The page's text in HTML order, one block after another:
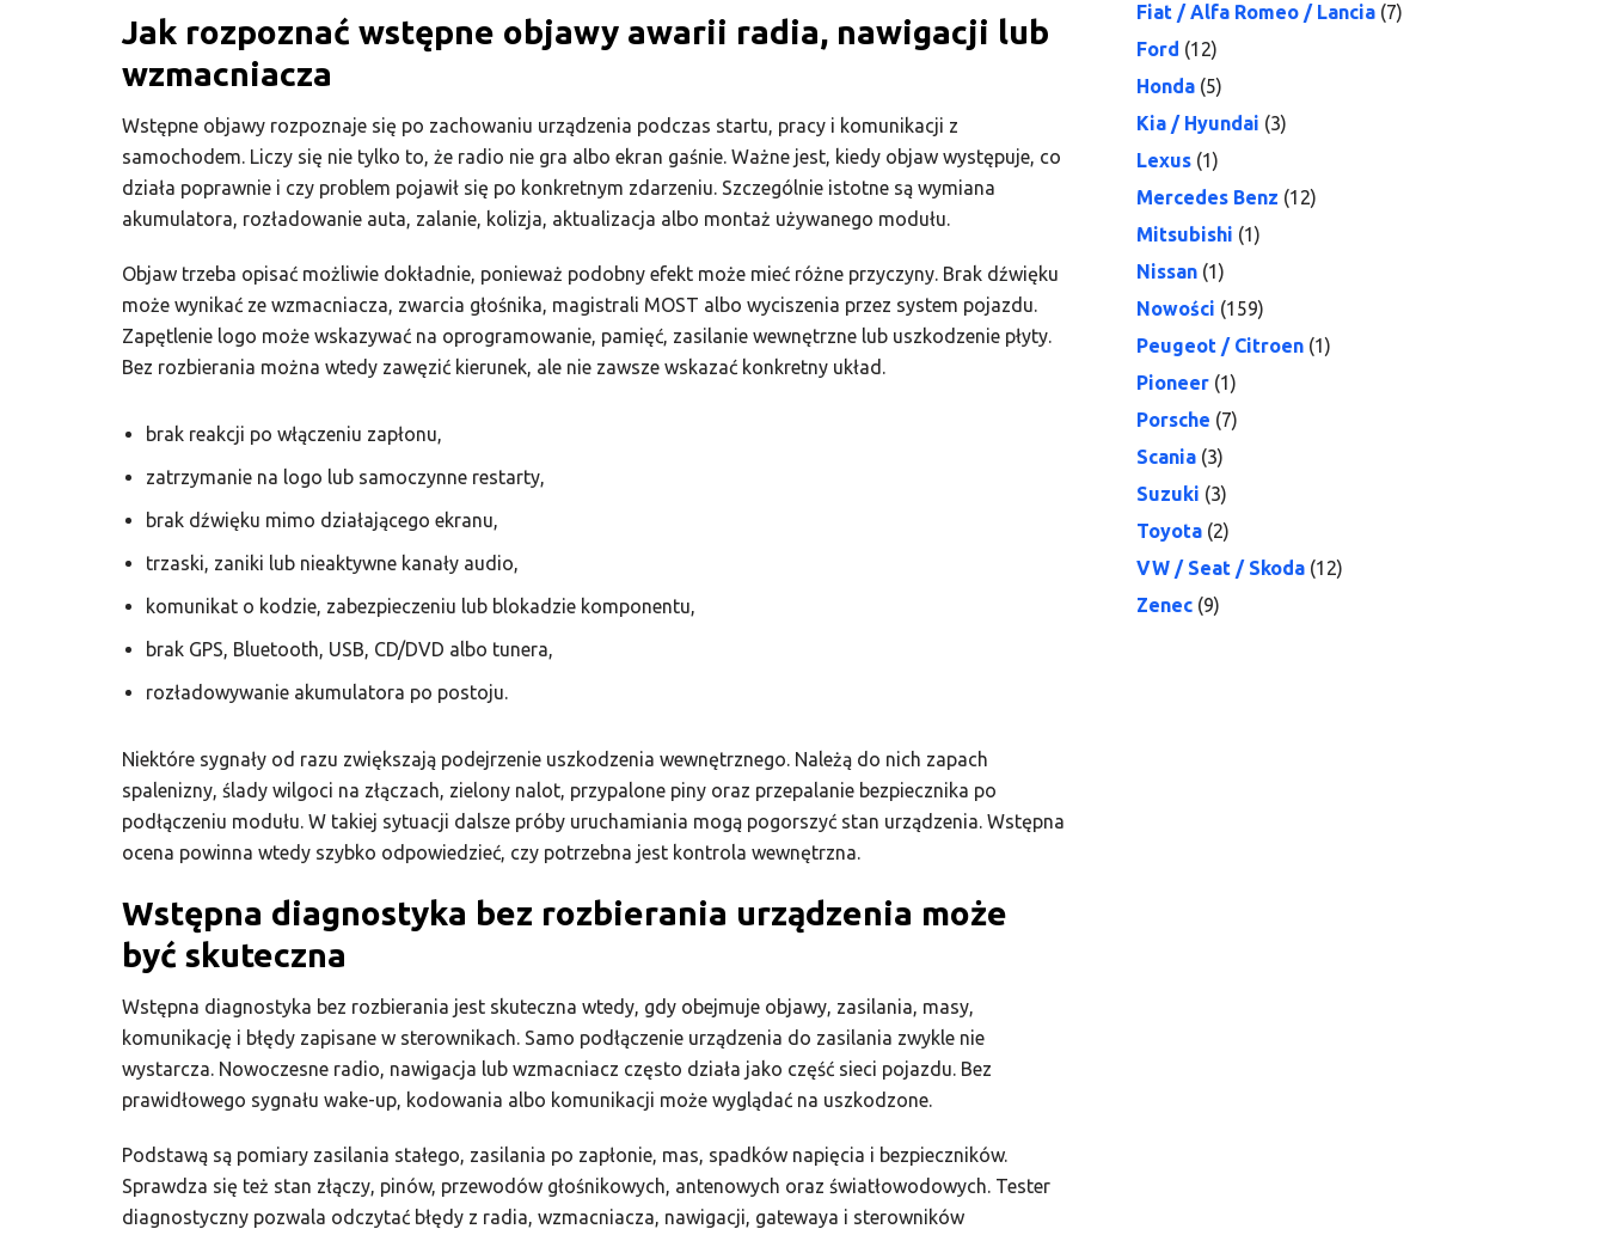
Jak rozpoznać wstępne objawy awarii radia, nawigacji lub
wzmacniacza
Wstępne objawy rozpoznaje się po zachowaniu urządzenia podczas startu, pracy i komunikacji z
samochodem. Liczy się nie tylko to, że radio nie gra albo ekran gaśnie. Ważne jest, kiedy objaw występuje, co
działa poprawnie i czy problem pojawił się po konkretnym zdarzeniu. Szczególnie istotne są wymiana
akumulatora, rozładowanie auta, zalanie, kolizja, aktualizacja albo montaż używanego modułu.
Objaw trzeba opisać możliwie dokładnie, ponieważ podobny efekt może mieć różne przyczyny. Brak dźwięku
może wynikać ze wzmacniacza, zwarcia głośnika, magistrali MOST albo wyciszenia przez system pojazdu.
Zapętlenie logo może wskazywać na oprogramowanie, pamięć, zasilanie wewnętrzne lub uszkodzenie płyty.
Bez rozbierania można wtedy zawęzić kierunek, ale nie zawsze wskazać konkretny układ.
brak reakcji po włączeniu zapłonu,
zatrzymanie na logo lub samoczynne restarty,
brak dźwięku mimo działającego ekranu,
trzaski, zaniki lub nieaktywne kanały audio,
komunikat o kodzie, zabezpieczeniu lub blokadzie komponentu,
brak GPS, Bluetooth, USB, CD/DVD albo tunera,
rozładowywanie akumulatora po postoju.
Niektóre sygnały od razu zwiększają podejrzenie uszkodzenia wewnętrznego. Należą do nich zapach
spalenizny, ślady wilgoci na złączach, zielony nalot, przypalone piny oraz przepalanie bezpiecznika po
podłączeniu modułu. W takiej sytuacji dalsze próby uruchamiania mogą pogorszyć stan urządzenia. Wstępna
ocena powinna wtedy szybko odpowiedzieć, czy potrzebna jest kontrola wewnętrzna.
Wstępna diagnostyka bez rozbierania urządzenia może
być skuteczna
Wstępna diagnostyka bez rozbierania jest skuteczna wtedy, gdy obejmuje objawy, zasilania, masy,
komunikację i błędy zapisane w sterownikach. Samo podłączenie urządzenia do zasilania zwykle nie
wystarcza. Nowoczesne radio, nawigacja lub wzmacniacz często działa jako część sieci pojazdu. Bez
prawidłowego sygnału wake-up, kodowania albo komunikacji może wyglądać na uszkodzone.
Podstawą są pomiary zasilania stałego, zasilania po zapłonie, mas, spadków napięcia i bezpieczników.
Sprawdza się też stan złączy, pinów, przewodów głośnikowych, antenowych oraz światłowodowych. Tester
diagnostyczny pozwala odczytać błędy z radia, wzmacniacza, nawigacji, gatewaya i sterowników
Fiat / Alfa Romeo / Lancia (7)
Ford (12)
Honda (5)
Kia / Hyundai (3)
Lexus (1)
Mercedes Benz (12)
Mitsubishi (1)
Nissan (1)
Nowości (159)
Peugeot / Citroen (1)
Pioneer (1)
Porsche (7)
Scania (3)
Suzuki (3)
Toyota (2)
VW / Seat / Skoda (12)
Zenec (9)